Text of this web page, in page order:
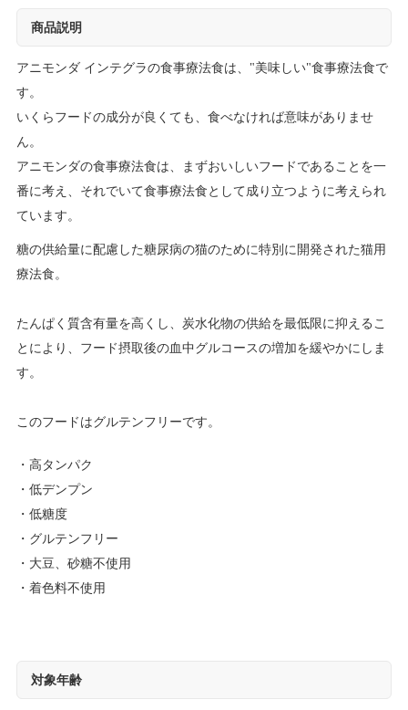
商品説明
アニモンダ インテグラの食事療法食は、"美味しい"食事療法食で
す。
いくらフードの成分が良くても、食べなければ意味がありませ
ん。
アニモンダの食事療法食は、まずおいしいフードであることを一
番に考え、それでいて食事療法食として成り立つように考えられ
ています。
糖の供給量に配慮した糖尿病の猫のために特別に開発された猫用
療法食。
たんぱく質含有量を高くし、炭水化物の供給を最低限に抑えるこ
とにより、フード摂取後の血中グルコースの増加を緩やかにしま
す。
このフードはグルテンフリーです。
高タンパク
低デンプン
低糖度
グルテンフリー
大豆、砂糖不使用
着色料不使用
対象年齢